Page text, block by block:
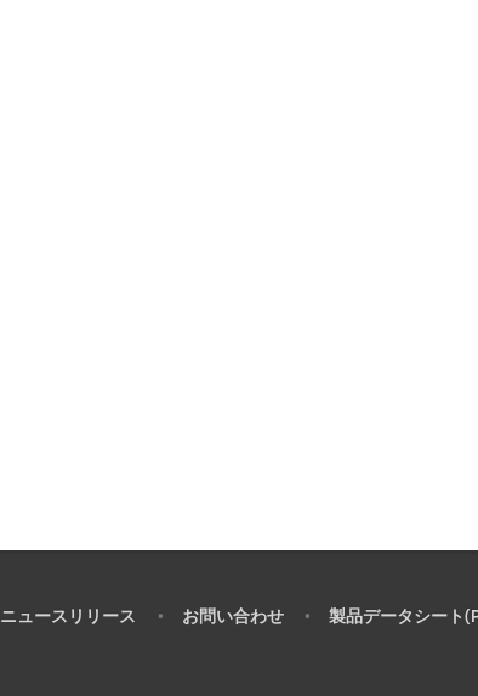
ニュースリリース • お問い合わせ • 製品データシート